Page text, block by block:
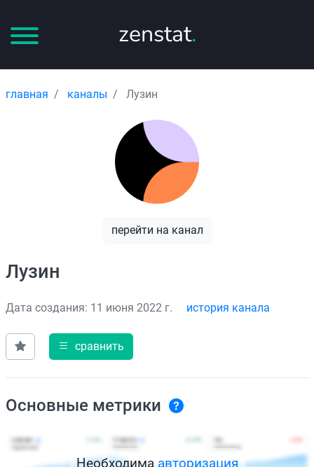
zenstat.
главная каналы Лузин
перейти на канал
Лузин
Дата создания: 11 июня 2022 г. история канала
сравнить
Основные метрики
Необходима авторизация